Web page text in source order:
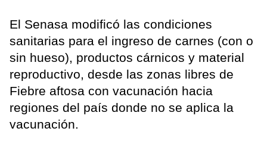
El Senasa modificó las condiciones
sanitarias para el ingreso de carnes (con o
sin hueso), productos cárnicos y material
reproductivo, desde las zonas libres de
Fiebre aftosa con vacunación hacia
regiones del país donde no se aplica la
vacunación.